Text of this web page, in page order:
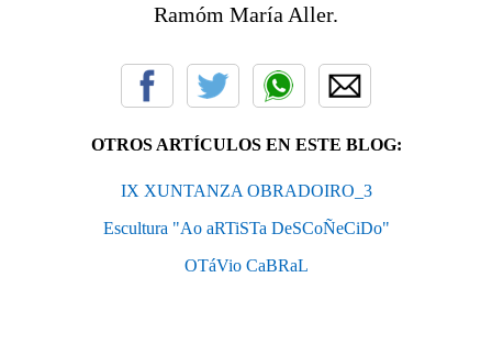
Ramóm María Aller.
OTROS ARTÍCULOS EN ESTE BLOG:
IX XUNTANZA OBRADOIRO_3
Escultura "Ao aRTiSTa DeSCoÑeCiDo"
OTáVio CaBRaL